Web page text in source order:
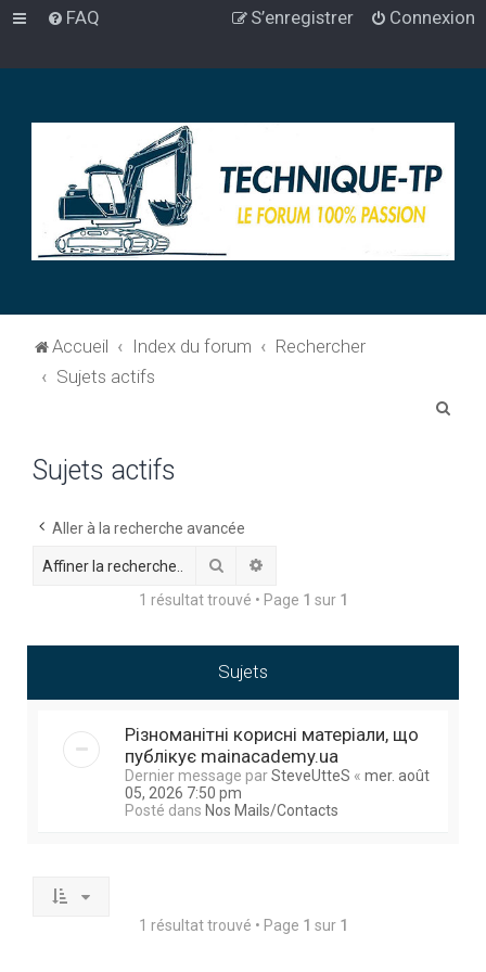
FAQ Connexion
S’enregistrer
Accueil Index du forum
Rechercher
Sujets actifs
e
Sujets actifs
Aller à la recherche avancée
Rechercher
1 résultat trouvé • Page 1 sur 1
Sujets
Різноманітні корисні матеріали, що
публікує mainacademy.ua
Dernier message parSteveUtteS « mer. août
05, 2026 7:50 pm
Posté dans Nos Mails/Contacts
1 résultat trouvé • Page 1 sur 1